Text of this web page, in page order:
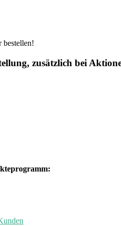
bestellen!
zusätzlich bei